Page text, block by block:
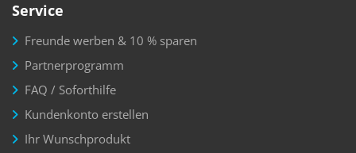
Service
Freunde werben & 10 % sparen
Partnerprogramm
FAQ / Soforthilfe
Kundenkonto erstellen
Ihr Wunschprodukt